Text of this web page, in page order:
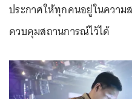
ประกาศให้ทุกคนอยู่ในความ
ควบคุมสถานการณ์ไว้ได้